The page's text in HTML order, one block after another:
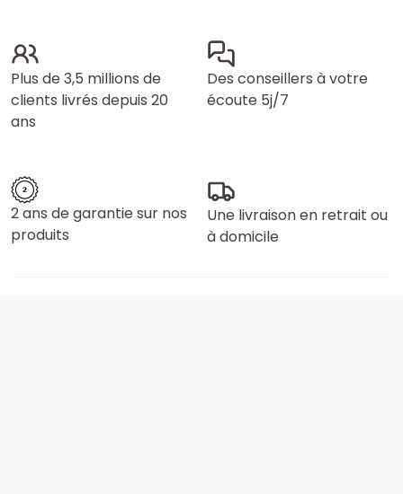
Plus de 3,5 millions de
clients livrés depuis 20
ans
Des conseillers à votre
écoute 5j/7
2 ans de garantie sur nos
produits
Une livraison en retrait ou
à domicile